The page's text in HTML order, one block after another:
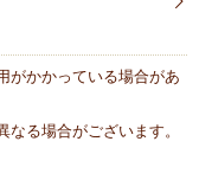
がかかっている場合があ
る場合がございます。